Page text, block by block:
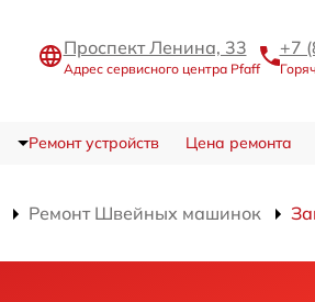
Проспект Ленина, 33
Адрес сервисного центра Pfaff
+7
Ремонт устройств Цена ремонта
Ремонт Швейных машинок